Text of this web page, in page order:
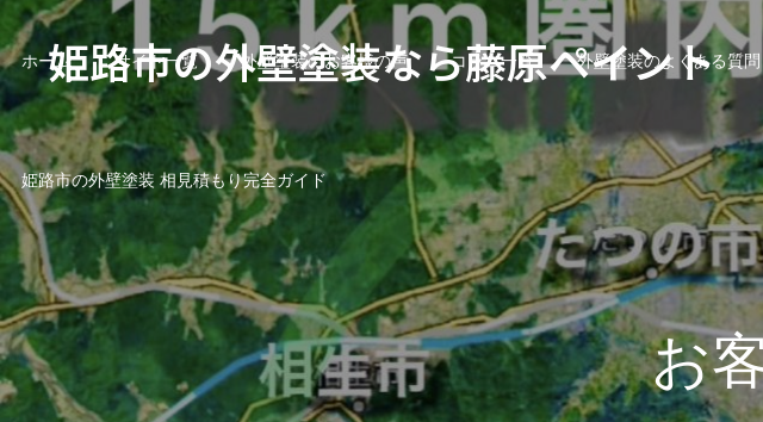
姫路市の外壁塗装なら藤原ペイント
ホーム サイト一覧 外壁塗装のお客様の声 コラム一覧 外壁塗装のよくある質
姫路市の外壁塗装 相見積もり完全ガイド
お